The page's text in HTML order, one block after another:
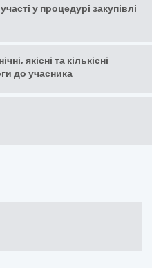
у процедурі закупівлі
якісні та кількісні
до учасника